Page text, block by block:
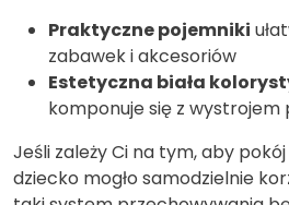
Praktyczne pojemniki
zabawek i akcesoriów
Estetyczna biała
komponuje się z wystrojem
Jeśli zależy Ci na tym, aby
dziecko mogło samodzielnie